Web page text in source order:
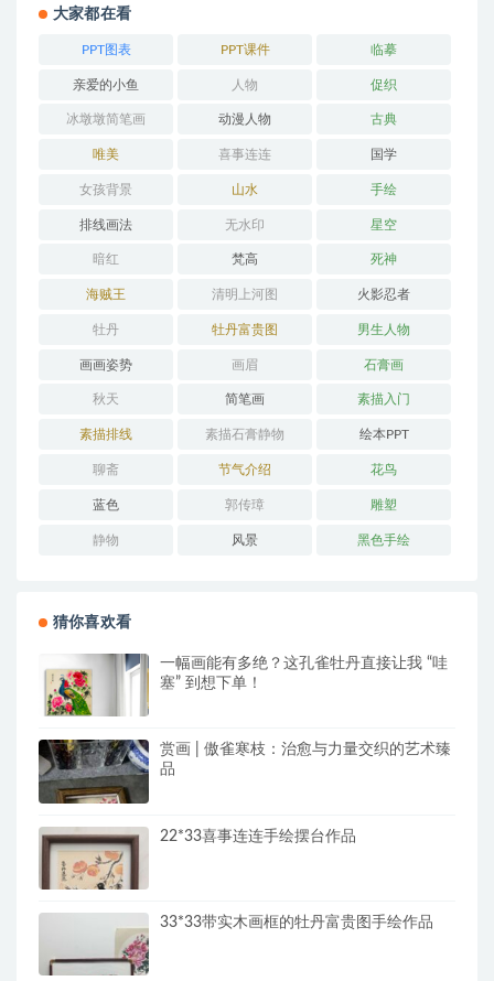
大家都在看
PPT图表 PPT课件 临摹
亲爱的小鱼 人物 促织
冰墩墩简笔画 动漫人物 古典
唯美 喜事连连 国学
女孩背景 山水 手绘
排线画法 无水印 星空
暗红 梵高 死神
海贼王 清明上河图 火影忍者
牡丹 牡丹富贵图 男生人物
画画姿势 画眉 石膏画
秋天 简笔画 素描入门
素描排线 素描石膏静物 绘本PPT
聊斋 节气介绍 花鸟
蓝色 郭传璋 雕塑
静物 风景 黑色手绘
猜你喜欢看
一幅画能有多绝？这孔雀牡丹直接让我 “哇
塞” 到想下单！
赏画 | 傲雀寒枝：治愈与力量交织的艺术臻
品
22*33喜事连连手绘摆台作品
33*33带实木画框的牡丹富贵图手绘作品